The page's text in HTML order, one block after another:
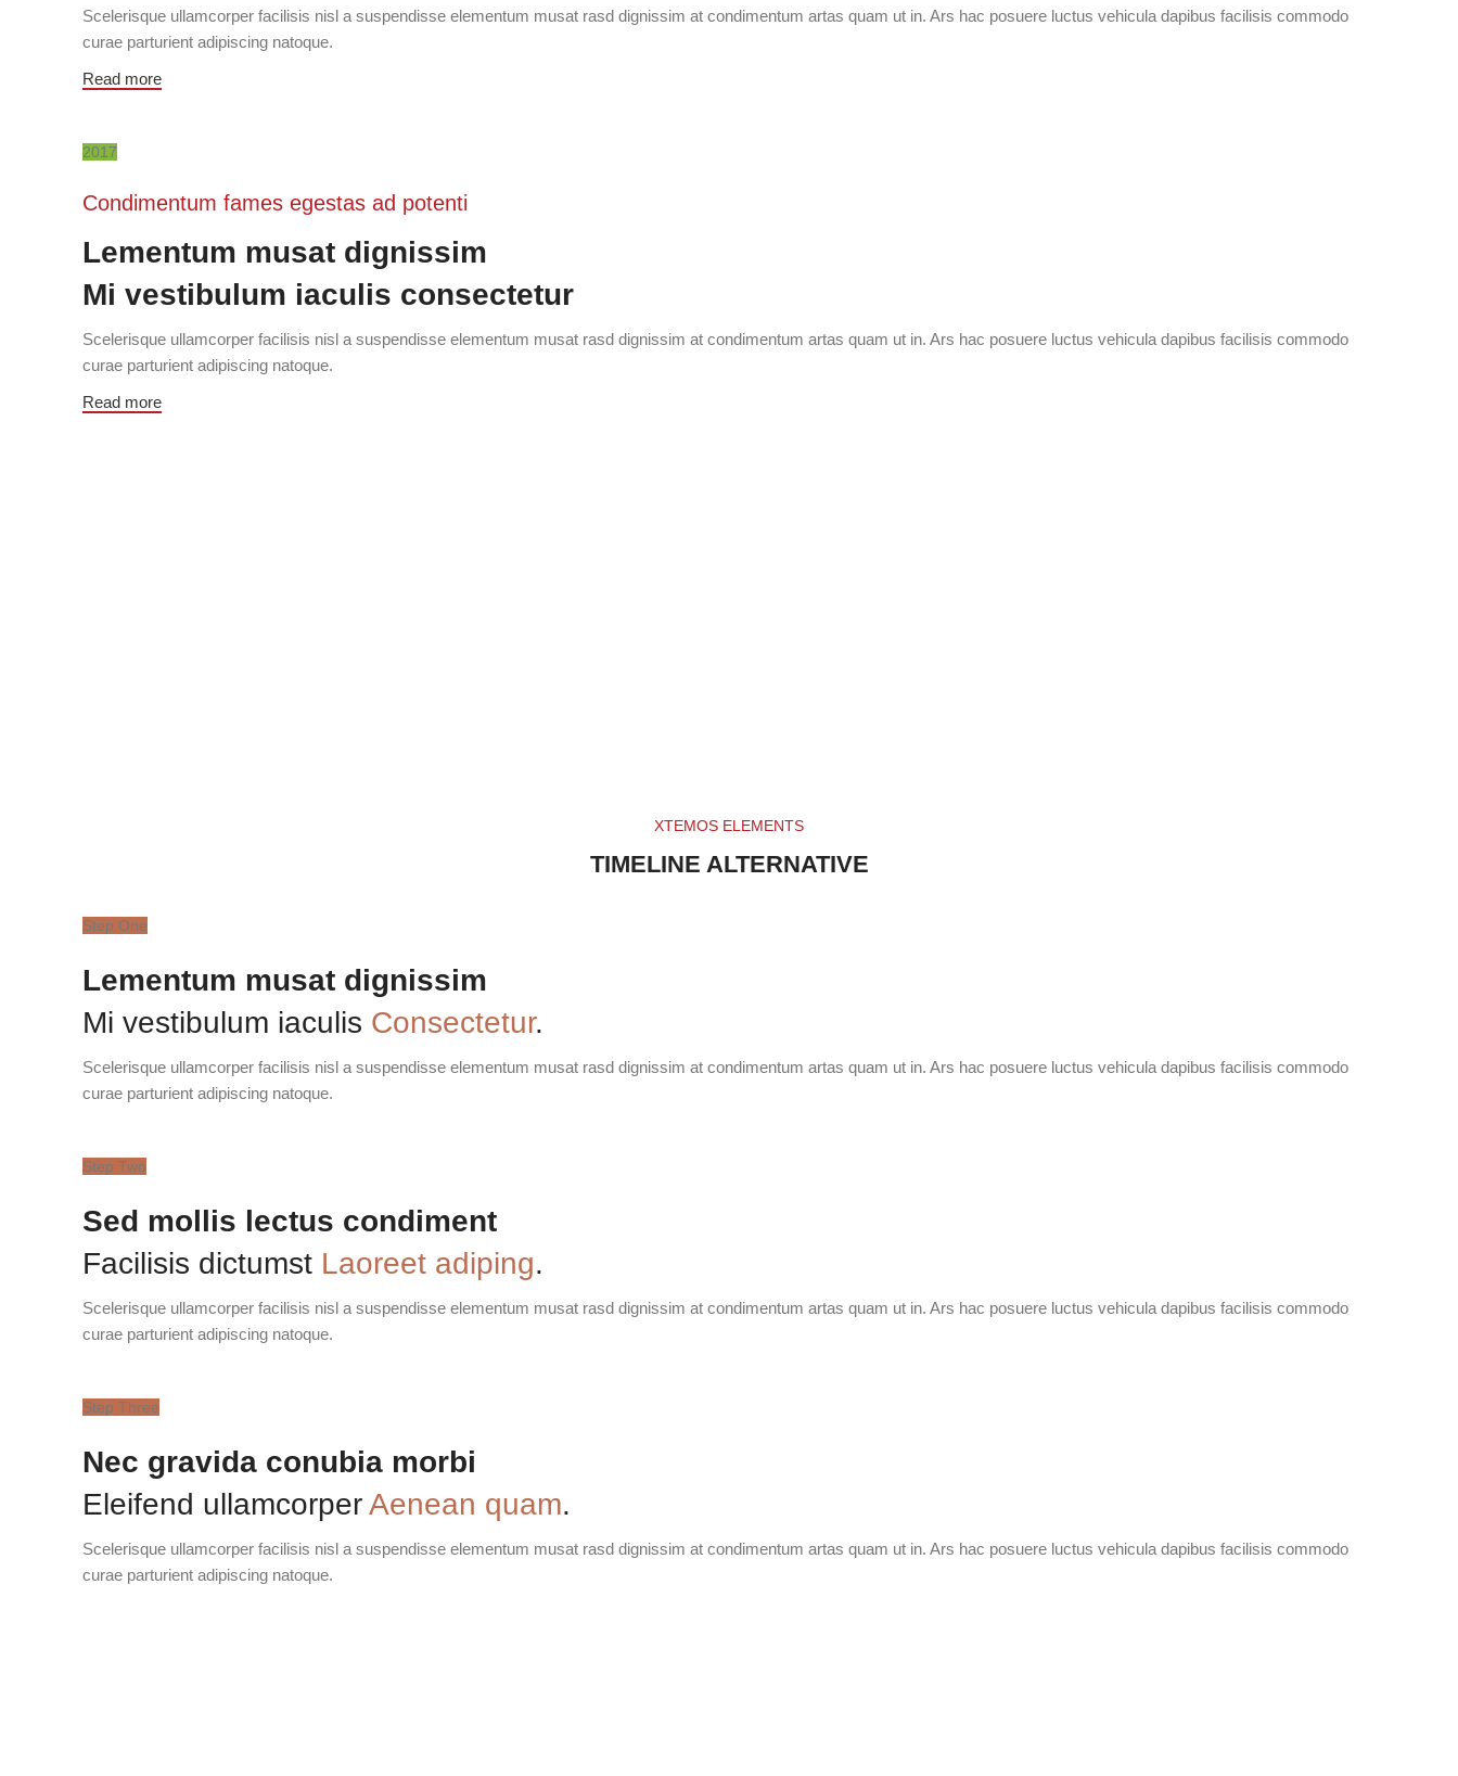
Scelerisque ullamcorper facilisis nisl a suspendisse elementum musat rasd dignissim at condimentum artas quam ut in. Ars hac posuere luctus vehicula dapibus facilisis commodo
curae parturient adipiscing natoque.
Read more
2017
Condimentum fames egestas ad potenti
Lementum musat dignissim
Mi vestibulum iaculis consectetur
Scelerisque ullamcorper facilisis nisl a suspendisse elementum musat rasd dignissim at condimentum artas quam ut in. Ars hac posuere luctus vehicula dapibus facilisis commodo
curae parturient adipiscing natoque.
Read more
XTEMOS ELEMENTS
TIMELINE ALTERNATIVE
Step One
Lementum musat dignissim
Mi vestibulum iaculis Consectetur.
Scelerisque ullamcorper facilisis nisl a suspendisse elementum musat rasd dignissim at condimentum artas quam ut in. Ars hac posuere luctus vehicula dapibus facilisis commodo
curae parturient adipiscing natoque.
Step Two
Sed mollis lectus condiment
Facilisis dictumst Laoreet adiping.
Scelerisque ullamcorper facilisis nisl a suspendisse elementum musat rasd dignissim at condimentum artas quam ut in. Ars hac posuere luctus vehicula dapibus facilisis commodo
curae parturient adipiscing natoque.
Step Three
Nec gravida conubia morbi
Eleifend ullamcorperAenean quam.
Scelerisque ullamcorper facilisis nisl a suspendisse elementum musat rasd dignissim at condimentum artas quam ut in. Ars hac posuere luctus vehicula dapibus facilisis commodo
curae parturient adipiscing natoque.